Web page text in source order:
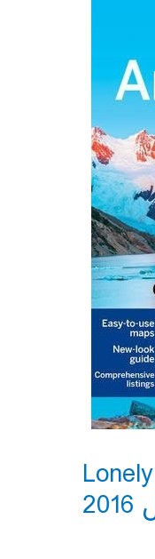
دانلود کتاب آرژانتین Lonely